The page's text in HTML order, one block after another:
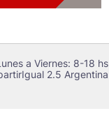
a Viernes: 8-18 hs
2.5 Argentina